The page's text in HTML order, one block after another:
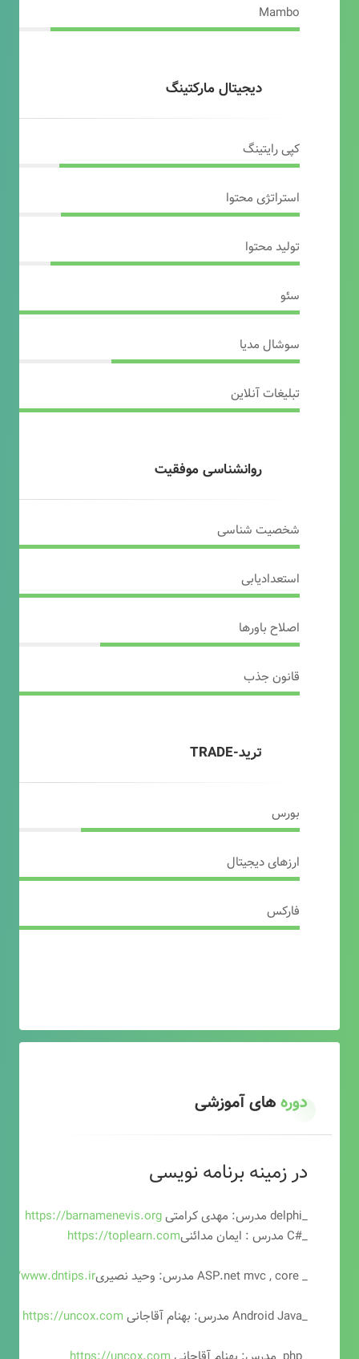
Mambo
دیجیتال مارکتینگ
کپی رایتینگ
استراتژی محتوا
تولید محتوا
سئو
سوشال مدیا
تبلیغات آنلاین
روانشناسی موفقیت
شخصیت شناسی
استعدادیابی
اصلاح باورها
قانون جذب
ترید-TRADE
بورس
ارزهای دیجیتال
فارکس
دورههای آموزشی
در زمینه برنامه نویسی
_delphi مدرس: مهدی کرامتی
https://barnamenevis.org
_#C مدرس : ایمان مدائنی
https://toplearn.com
_ ASP.net mvc , core مدرس: وحید نصیری
www.dntips.ir
_Android Java مدرس: بهنام آقاجانی
https://uncox.com